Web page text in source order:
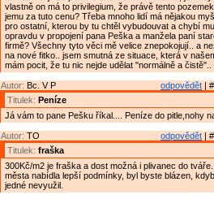
vlastně on má to privilegium, že právě tento
jemu za tuto cenu? Třeba mnoho lidí má nějakou
pro ostatní, kterou by tu chtěl vybudouvat a chybí
opravdu v propojení pana Peška a manžela paní
firmě? Všechny tyto věci mě velice znepokojují.. a
na nové fitko.. jsem smutná ze situace, která v
mám pocit, že tu nic nejde udělat "normálně a čistě"..
odpovědět |
Autor: Bc. V P
Titulek: Peníze
Já vám to pane Pešku říkal.... Peníze do pitle,nohy
odpovědět |
Autor: TO
Titulek: fraška
300Kč/m2 je fraška a dost možná i plivanec do
města nabídla lepší podmínky, byl byste blázen,
jedné nevyužil.